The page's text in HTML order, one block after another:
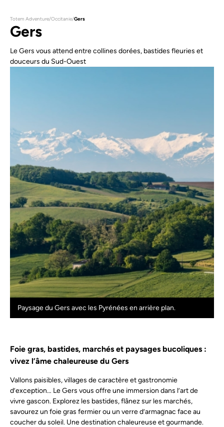
Totem Adventure/Occitanie/Gers
Gers
Le Gers vous attend entre collines dorées, bastides fleuries et
douceurs du Sud-Ouest
Paysage du Gers avec les Pyrénées en arrière plan.
Foie gras, bastides, marchés et paysages bucoliques :
vivez l’âme chaleureuse du Gers
Vallons paisibles, villages de caractère et gastronomie
d’exception… Le Gers vous offre une immersion dans l’art de
vivre gascon. Explorez les bastides, flânez sur les marchés,
savourez un foie gras fermier ou un verre d’armagnac face au
coucher du soleil. Une destination chaleureuse et gourmande.